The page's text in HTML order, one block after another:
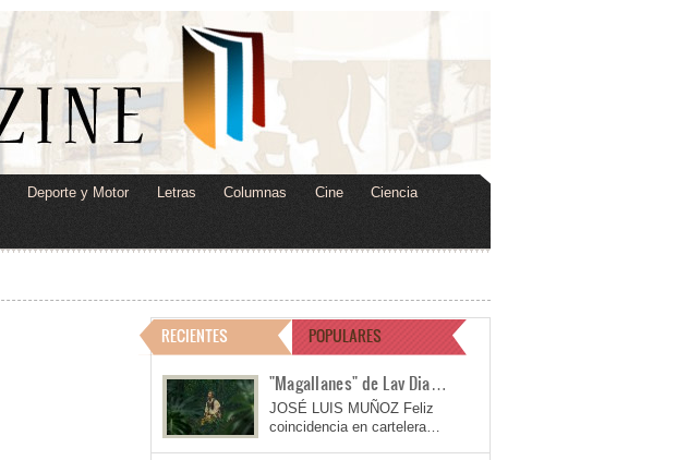
Deporte y Motor Letras Columnas Cine Ciencia
RECIENTES POPULARES
"Magallanes" de Lav Dia…
JOSÉ LUIS MUÑOZ Feliz
coincidencia en cartelera…